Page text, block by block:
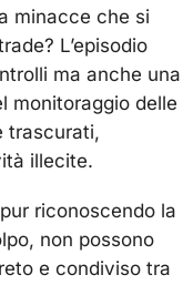
minacce che si
L’episodio
ma anche una
monitoraggio delle
trascurati,
illecite.
riconoscendo la
non possono
e condiviso tra